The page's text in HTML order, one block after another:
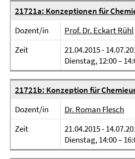
21721a: Konzeptionen für
Dozent/in
Prof. Dr. Eckart Rühl
Zeit
21.04.2015 -
Dienstag, 12:00 –
21721b: Konzeption für
Dozent/in
Dr. Roman Flesch
Zeit
21.04.2015 -
Dienstag, 14:00 –